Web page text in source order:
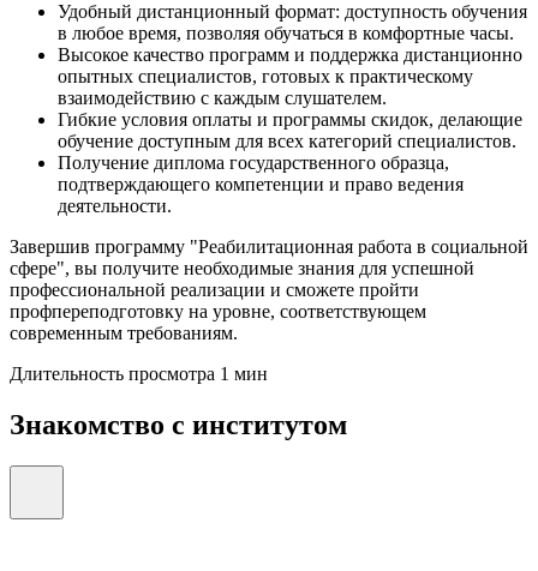
Удобный дистанционный формат: доступность обучения
в любое время, позволяя обучаться в комфортные часы.
Высокое качество программ и поддержка дистанционно
опытных специалистов, готовых к практическому
взаимодействию с каждым слушателем.
Гибкие условия оплаты и программы скидок, делающие
обучение доступным для всех категорий специалистов.
Получение диплома государственного образца,
подтверждающего компетенции и право ведения
деятельности.
Завершив программу "Реабилитационная работа в социальной
сфере", вы получите необходимые знания для успешной
профессиональной реализации и сможете пройти
профпереподготовку на уровне, соответствующем
современным требованиям.
Длительность просмотра 1 мин
Знакомство с институтом